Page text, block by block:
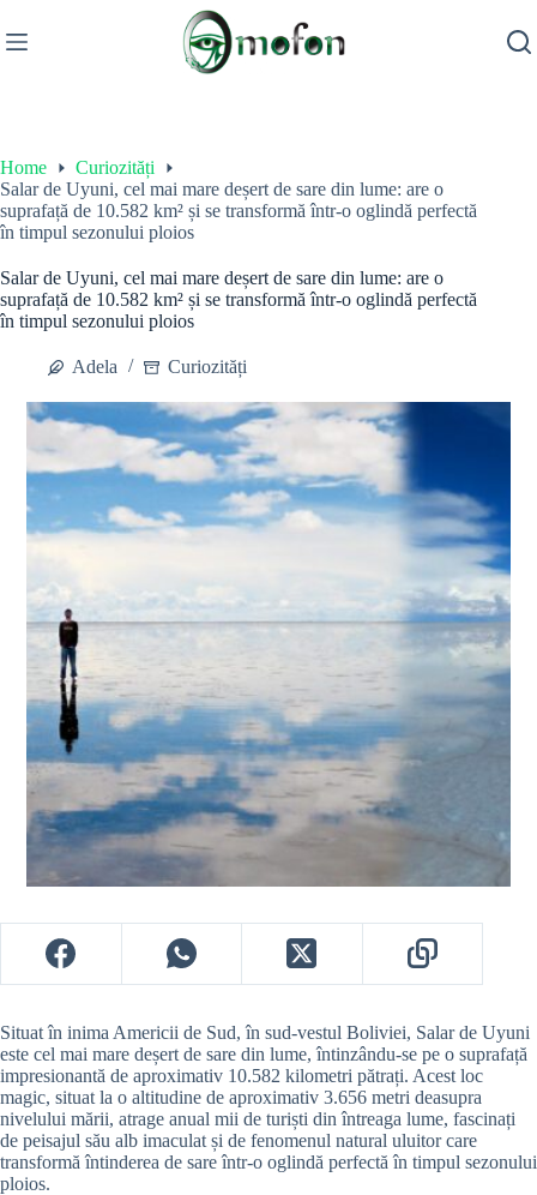
to
content
Home
Curiozități
Salar de Uyuni, cel mai mare deșert de sare din lume: are o
suprafață de 10.582 km² și se transformă într-o oglindă perfectă
în timpul sezonului ploios
Salar de Uyuni, cel mai mare deșert de sare din lume: are o
suprafață de 10.582 km² și se transformă într-o oglindă perfectă
în timpul sezonului ploios
Adela Curiozități
Situat în inima Americii de Sud, în sud-vestul Boliviei, Salar de Uyuni
este cel mai mare deșert de sare din lume, întinzându-se pe o suprafață
impresionantă de aproximativ 10.582 kilometri pătrați. Acest loc
magic, situat la o altitudine de aproximativ 3.656 metri deasupra
nivelului mării, atrage anual mii de turiști din întreaga lume, fascinați
de peisajul său alb imaculat și de fenomenul natural uluitor care
transformă întinderea de sare într-o oglindă perfectă în timpul sezonului
ploios.